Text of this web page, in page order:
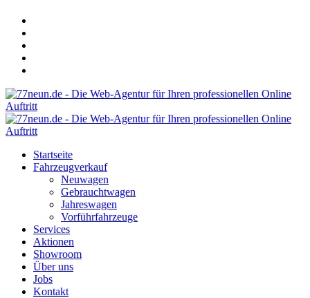
Startseite
Fahrzeugverkauf
Neuwagen
Gebrauchtwagen
Jahreswagen
Vorführfahrzeuge
Services
Aktionen
Showroom
Über uns
Jobs
Kontakt